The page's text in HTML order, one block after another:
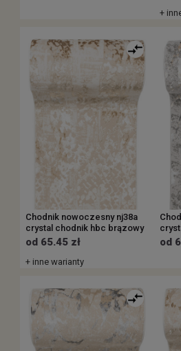
+
Chodnik nowoczesny nj38a
crystal chodnik hbc brązowy
od 65.45 zł
+ inne warianty
od